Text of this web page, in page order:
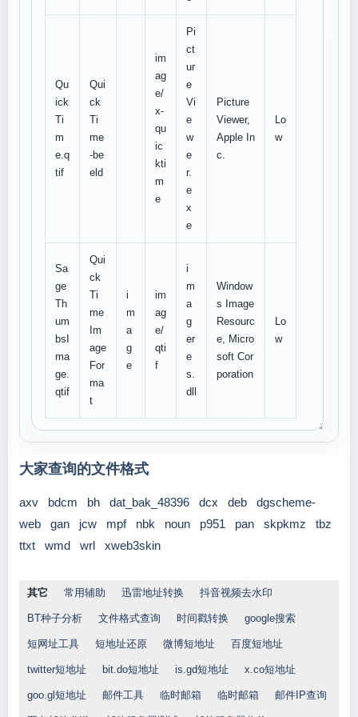
Qu
ick
Ti
m
e.q
tif
Qui
ck
Ti
me
-be
eld
im
ag
e/
x-
qu
ic
kti
m
e
Pi
ct
ur
e
Vi
e
w
e
r.
e
x
e
Picture
Viewer,
Apple In
c.
Lo
w
Sa
ge
Th
um
bsI
ma
ge.
qtif
Qui
ck
Ti
me
Im
age
For
ma
t
i
m
a
g
e
im
ag
e/
qti
f
i
m
a
g
er
e
s.
dll
Window
s Image
Resourc
e, Micro
soft Cor
poration
Lo
w
大家查询的文件格式
axv bdcm bh dat_bak_48396 dcx deb
dgscheme-
web
gan jcw mpf nbk noun p951 pan skpkmz
tbz
ttxt
wmd wrl xweb3skin
其它 常用辅助 迅雷地址转换 抖音视频去水印
BT种子分析 文件格式查询 时间戳转换 google搜索
短网址工具 短地址还原 微博短地址 百度短地址
twitter短地址 bit.do短地址 is.gd短地址 x.co短地址
goo.gl短地址 邮件工具 临时邮箱 临时邮箱 邮件IP查询